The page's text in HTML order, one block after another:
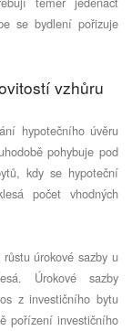
se bydlení pořizuje
vzhůru
hypotečního úvěru
pohybuje pod
kdy se hypoteční
počet vhodných
úrokové sazby u
Úrokové sazby
z investičního bytu
pořízení investičního